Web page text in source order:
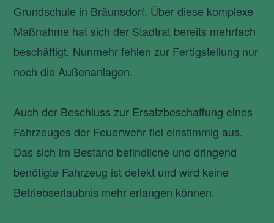
Grundschule in Bräunsdorf. Über diese komplexe
Maßnahme hat sich der Stadtrat bereits mehrfach
beschäftigt. Nunmehr fehlen zur Fertigstellung nur
noch die Außenanlagen.
Auch der Beschluss zur Ersatzbeschaffung eines
Fahrzeuges der Feuerwehr fiel einstimmig aus.
Das sich im Bestand befindliche und dringend
benötigte Fahrzeug ist defekt und wird keine
Betriebserlaubnis mehr erlangen können.